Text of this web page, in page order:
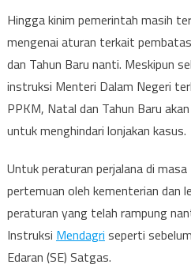
Hingga kinim pemerintah masih
mengenai aturan terkait
dan Tahun Baru nanti. Meskipun
instruksi Menteri Dalam Negeri
PPKM, Natal dan Tahun Baru
untuk menghindari lonjakan kasus.
Untuk peraturan perjalana di
pertemuan oleh kementerian dan
peraturan yang telah rampung
Instruksi Mendagri seperti
Edaran (SE) Satgas.